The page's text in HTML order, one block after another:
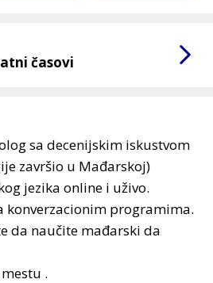
časovi
sa decenijskim iskustvom
završio u Mađarskoj)
jezika online i uživo.
konverzacionim programima.
da naučite mađarski da
.